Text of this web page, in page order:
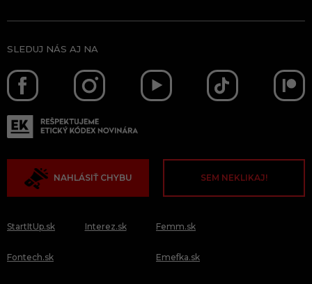
SLEDUJ NÁS AJ NA
NAHLÁSIŤ CHYBU SEM NEKLIKAJ!
StartItUp.sk
Fontech.sk
Interez.sk Femm.sk
Emefka.sk